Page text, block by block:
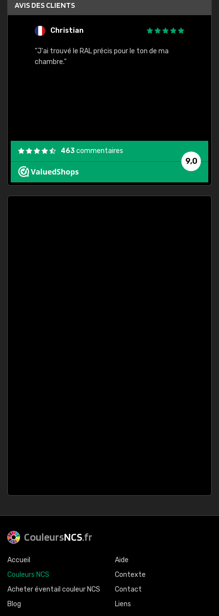
AVIS DES CLIENTS
Christian
"J'ai trouvé le RAL précis pour le ton de ma
chambre."
9,0
463commentaires
CouleursNCS.fr
Accueil
Couleurs NCS
Acheter éventail couleur NCS
Blog
Aide
Contexte
Contact
Liens